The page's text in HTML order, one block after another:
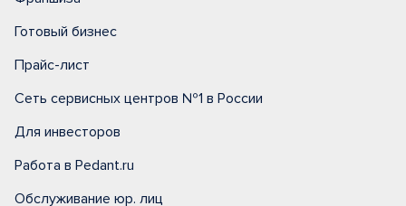
Готовый бизнес
Прайс-лист
Сеть сервисных центров №1 в России
Для инвесторов
Работа в Pedant.ru
Обслуживание юр. лиц